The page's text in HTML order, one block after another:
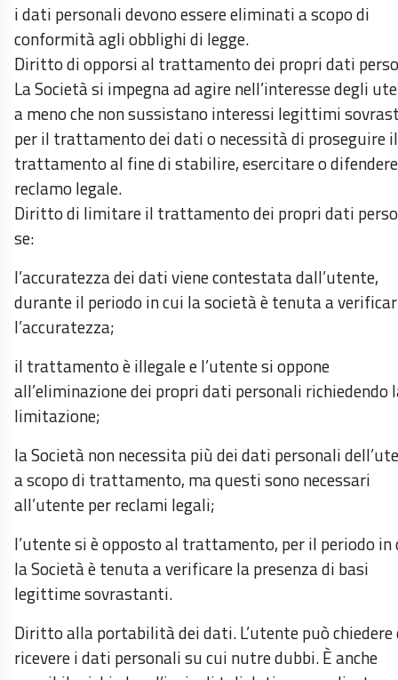
i dati personali devono essere eliminati a scopo di
conformità agli obblighi di legge.
Diritto di opporsi al trattamento dei propri dati
La Società si impegna ad agire nell’interesse degli
a meno che non sussistano interessi legittimi
per il trattamento dei dati o necessità di proseguire il
trattamento al fine di stabilire, esercitare o
reclamo legale.
Diritto di limitare il trattamento dei propri dati
se:
l’accuratezza dei dati viene contestata dall’utente,
durante il periodo in cui la società è tenuta a
l’accuratezza;
il trattamento è illegale e l’utente si oppone
all’eliminazione dei propri dati personali richiedendo
limitazione;
la Società non necessita più dei dati personali
a scopo di trattamento, ma questi sono necessari
all’utente per reclami legali;
l’utente si è opposto al trattamento, per il periodo in
la Società è tenuta a verificare la presenza di basi
legittime sovrastanti.
Diritto alla portabilità dei dati. L’utente può chiedere
ricevere i dati personali su cui nutre dubbi. È anche